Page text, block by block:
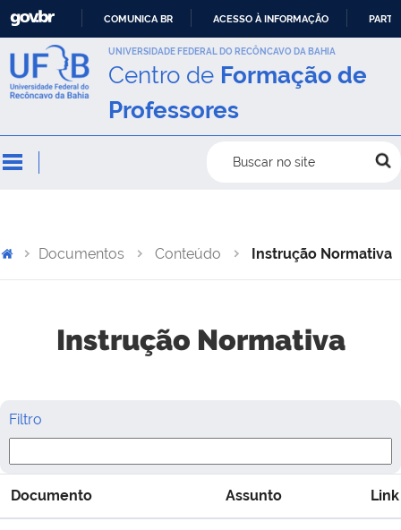
IR
PARA
CONTEÚDO
COMUNICA BR ACESSO À INFORMAÇÃO
UNIVERSIDADE FEDERAL DO RECÔNCAVO DA BAHIA
Centro de Formação de
Professores
Buscar no site
Documentos Conteúdo Instrução Normativa
Instrução Normativa
Filtro
Documento Assunto Link